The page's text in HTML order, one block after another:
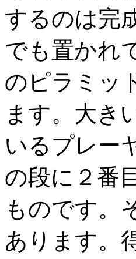
するのは完
でも置かれ
のピラミッ
ます。大き
いるプレー
の段に２番
ものです。
あります。